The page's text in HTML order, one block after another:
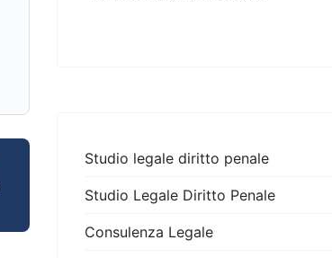
Studio legale diritto penale
Studio Legale Diritto Penale
Consulenza Legale